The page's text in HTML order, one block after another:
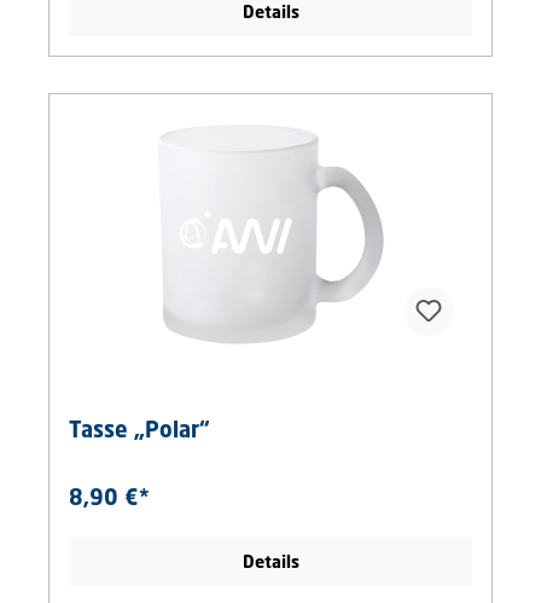
Details
Tasse „Polar“
8,90 €*
Details